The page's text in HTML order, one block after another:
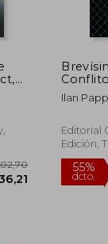
208,70
Ilan
Editorial
Edición,
Nuevo